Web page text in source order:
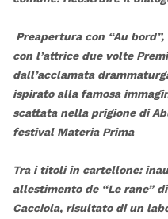
Preapertura con “Au
con l’attrice due volte
dall’acclamata
ispirato alla famosa
scattata nella prigione di
festival Materia Prima
Tra i titoli in cartellone:
allestimento de “Le rane”
Cacciola, risultato di un